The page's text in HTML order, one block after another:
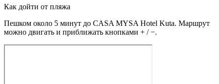
Как дойти от пляжа
Пешком около 5 минут до CASA MYSA Hotel Kuta. Маршрут
можно двигать и приближать кнопками + / −.